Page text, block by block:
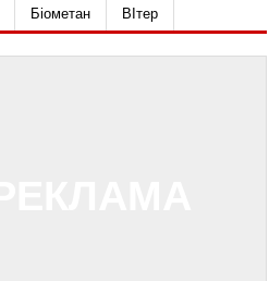
Біометан ВІтер